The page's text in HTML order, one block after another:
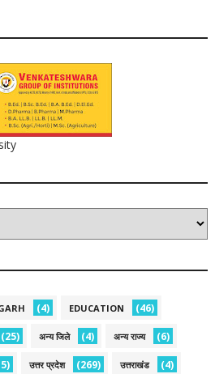
(4) EDUCATION (46)
(25) अन्य जिले (4) अन्य राज्य (6)
उत्तर प्रदेश (269) उत्तराखंड (4)